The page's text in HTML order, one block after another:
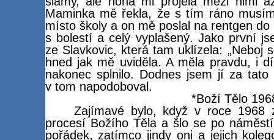
Maminka mě řekla, že s tím ráno
místo školy a on mě poslal na rentgen
s bolestí a celý vyplašený. Jako první
ze Slavkovic, která tam uklízela: „Neboj
hned jak mě uviděla. A měla pravdu, i
nakonec splnilo. Dodnes jsem jí za
v tom napodoboval.
*Boží Tělo
Zajímavé bylo, když v roce 1968
procesí Božího Těla a šlo se po
pořádek, zatímco jindy oni a jejich